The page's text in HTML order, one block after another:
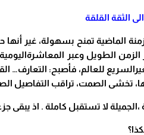
الثقة القلقة
الماضية تمنح بسهولة، غير
الزمن الطويل وعبر
للعالم، فأصبح: التعارف…
تخشى الصمت، تراقب التفاصيل
لا تستقبل كاملة . اذ يبقى